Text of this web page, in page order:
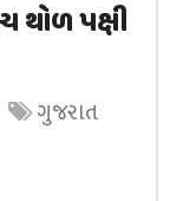
થોળ પક્ષી
ગુજરાત